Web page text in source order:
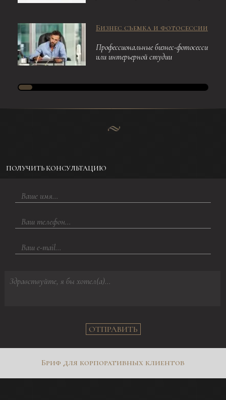
Бизнес съемка и фотосессии
Профессиональные бизнес-фотосессии.
или интерьерной студии
ПОЛУЧИТЬ КОНСУЛЬТАЦИЮ
ОТПРАВИТЬ
Бриф для корпоративных клиентов